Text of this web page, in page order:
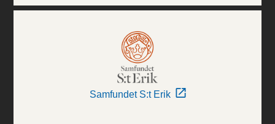
Samfundet S:t Erik